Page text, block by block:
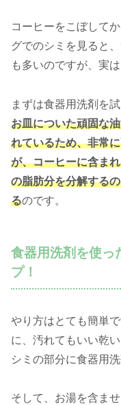
コーヒーをこぼして
グでのシミを見ると
も多いのですが、実
まずは食器用洗剤を
お皿についた頑固な
れているため、非常
が、コーヒーに含ま
の脂肪分を分解する
るのです。
食器用洗剤を使っ
プ！
やり方はとても簡単
に、汚れてもいい乾
シミの部分に食器用
そして、お湯を含ま